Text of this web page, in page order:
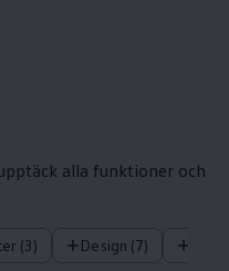
alla funktioner och
(3) Design (7)